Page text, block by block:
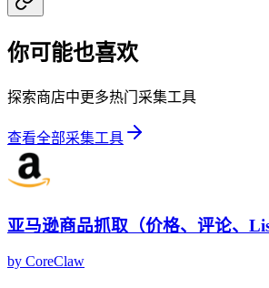
你可能也喜欢
探索商店中更多热门采集工具
查看全部采集工具
亚马逊商品抓取（价格、评论、
by CoreClaw